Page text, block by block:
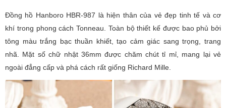
Đồng hồ Hanboro HBR-987 là hiện thân của vẻ đẹp tinh tế và cơ
khí trong phong cách Tonneau. Toàn bộ thiết kế được bao phủ bởi
tông màu trắng bạc thuần khiết, tạo cảm giác sang trọng, trang
nhã. Mặt số chữ nhật 36mm được chăm chút tỉ mỉ, mang lại vẻ
ngoài đẳng cấp và phá cách rất giống Richard Mille.